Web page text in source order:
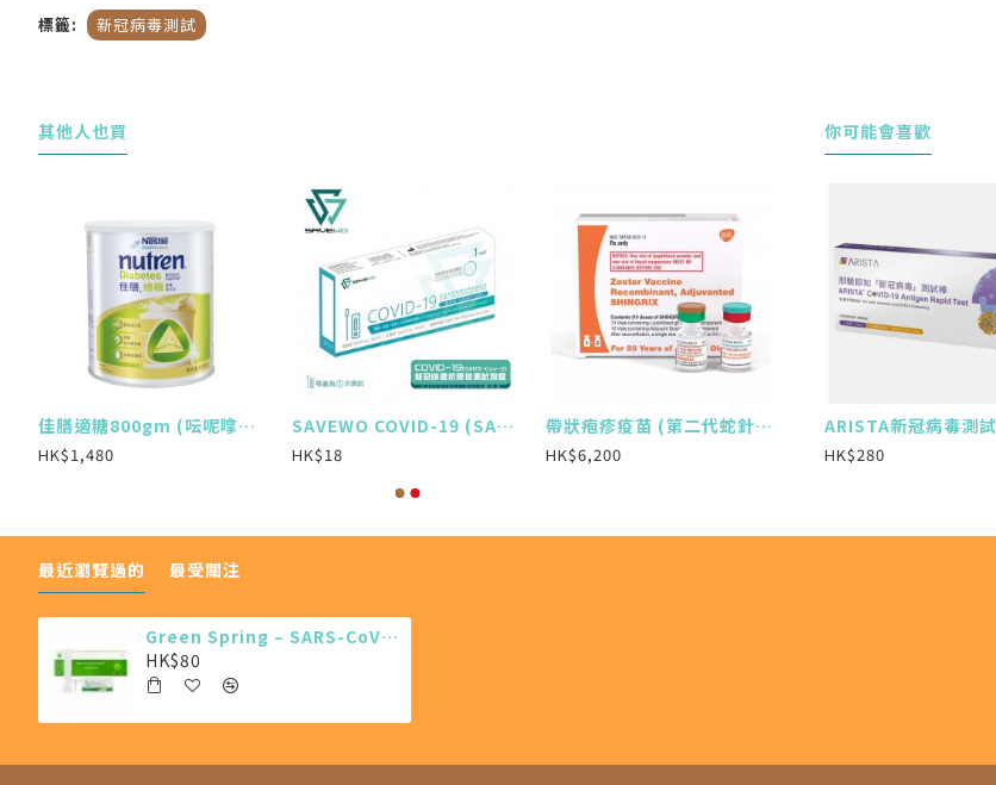
只需20分鐘就可以取得快速抗原測試結果
標籤: 新冠病毒測試
其他人也買
佳膳適糖800gm (呍呢嗱味 X 6罐)
HK$1,480
SAVEWO COVID-19 (SARS-COV-2) ANTIGEN TEST KIT 新型冠狀病毒抗原測試劑
HK$18
帶狀疱疹疫苗 (第二代蛇針 2針)
HK$6,200
你可能會喜歡
13價肺炎鏈球菌疫苗
HK$1,650
ARISTA新冠病毒測
HK$280
最近瀏覽過的 最受關注
Green Spring – SARS-CoV-2抗原快速測試劑 (10支裝)
HK$80